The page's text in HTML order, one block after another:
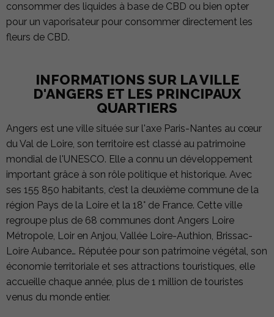
consommer des liquides à base de CBD ou bien opter
pour un vaporisateur pour consommer directement les
fleurs de CBD.
INFORMATIONS SUR LA VILLE
D'ANGERS ET LES PRINCIPAUX
QUARTIERS
Angers est une ville située sur l'axe Paris-Nantes au cœur
du Val de Loire, son territoire est classé au patrimoine
mondial de l'UNESCO. Elle a connu un développement
important grâce à son rôle politique et historique. Avec
ses 155 850 habitants, c’est la deuxième commune de la
région Pays de la Loire et la 18° de France. Cette ville
regroupe plus de 68 communes dont Angers Loire
Métropole, Loir en Anjou, Vallée Loire-Authion, Brissac-
Loire Aubance… Réputée pour son patrimoine végétal, son
économie territoriale et ses attractions touristiques, elle
accueille chaque année, plus de 1 million de touristes
venus du monde entier.